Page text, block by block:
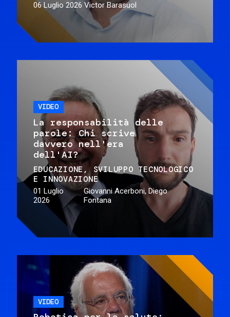
06 Luglio 2026 Victor Barasuol
VIDEO
La responsabilità delle
parole: Chi scrive
davvero nell'era
dell'AI?
EDUCAZIONE
SVILUPPO TECNOLOGICO
E INNOVAZIONE
01 Luglio
2026
Giovanni Acerboni, Diego
Fontana
VIDEO